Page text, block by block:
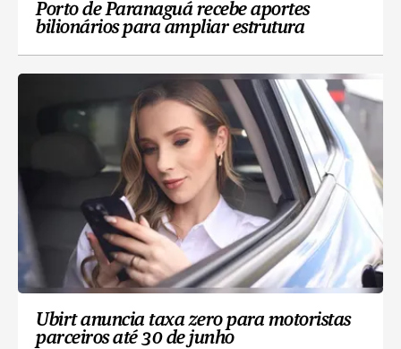
Porto de Paranaguá recebe aportes
bilionários para ampliar estrutura
Ubirt anuncia taxa zero para motoristas
parceiros até 30 de junho